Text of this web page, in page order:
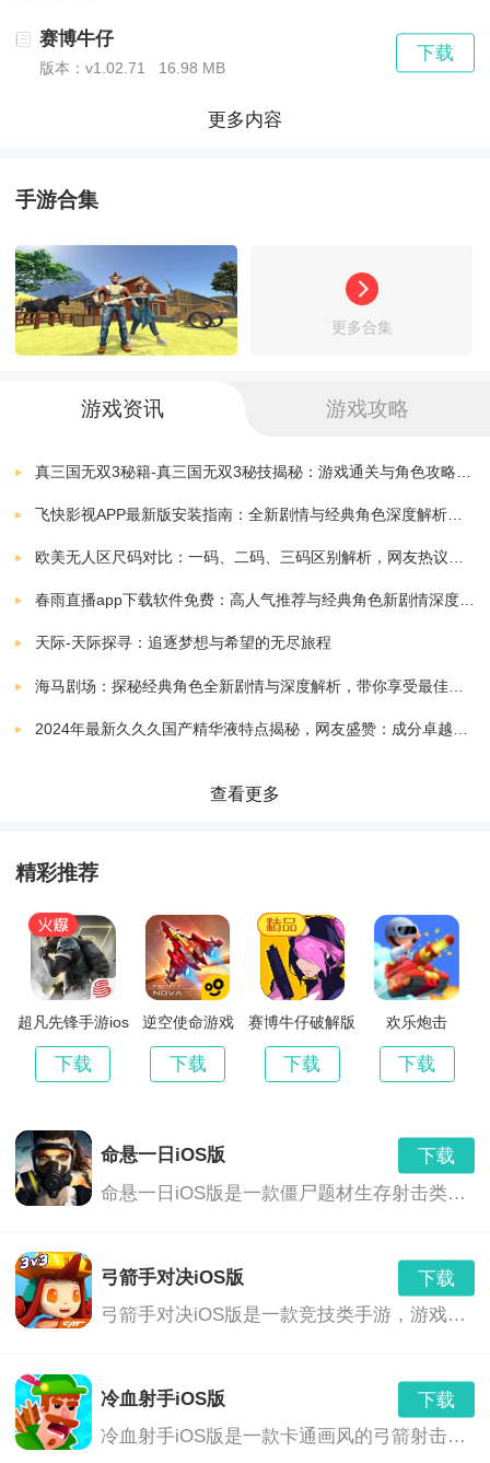
以上是关于赛博牛仔下载的全部介绍，创意手游网还有
赛博牛仔
版本：v1.02.71 16.98 MB
下载
更多内容
手游合集
更多合集
游戏资讯 游戏攻略
欧美无人区尺码对比：一码、二码、三码区别解析，网友热议：选择更精准，购物无忧！
春雨直播app下载软件免费：高人气推荐与经典角色新剧情深度解析指南
天际-天际探寻：追逐梦想与希望的无尽旅程
查看更多
精彩推荐
超凡先锋手游ios
下载
逆空使命游戏
下载
赛博牛仔破解版
下载
欢乐炮击
下载
命悬一日iOS版
下载
命悬一日iOS版是一款僵尸题材生存射击类手游，游戏采用精细的画面为玩家构建了全新的末日僵尸世界，命悬一日iOS版中，玩家将扮演末日中的幸存者，你将拿起武器与僵尸展开激烈对决，还有多样PVP玩法等
弓箭手对决iOS版
下载
弓箭手对决iOS版是一款竞技类手游，游戏采用精美的低多边形画风为玩家打造了全新的射击竞技玩法，玩家在弓箭手对决iOS版中将在线与全球玩家匹配竞技，指尖操作风骚走位，多种道具策略丰富，快来加入激情
冷血射手iOS版
下载
冷血射手iOS版是一款卡通画风的弓箭射击类手游，魔性搞笑的画风给玩家带来了全新疯狂乐趣，在冷血射手iOS版中，你将操控各种不同技能的大叔进行战斗，一场与布娃娃的大混乱，好好瞄准并打败它们，玩法残